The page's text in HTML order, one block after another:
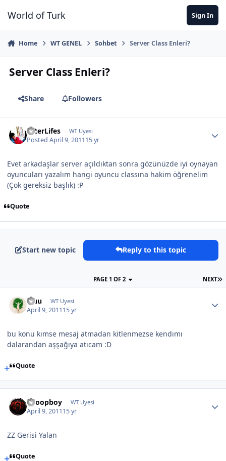
World of Turk Sign In
Home WT GENEL Sohbet Server Class Enleri?
Server Class Enleri?
Share Followers
AfterLifes WT Uyesi
PostedApril 9, 201115 yr
Evet arkadaşlar server açıldıktan sonra gözünüzde iyi oynayan
oyuncuları yazalım hangi oyuncu classına hakim öğrenelim
(Çok gereksiz başlık) :P
Quote
Start new topic Reply to this topic
NEXT
PAGE 1 OF 2
Fluu WT Uyesi
April 9, 201115 yr
bu konu kımse mesaj atmadan kitlenmezse kendımı
dalarandan aşşağıya atıcam :D
Quote
Snoopboy WT Uyesi
April 9, 201115 yr
ZZ Gerisi Yalan
Quote